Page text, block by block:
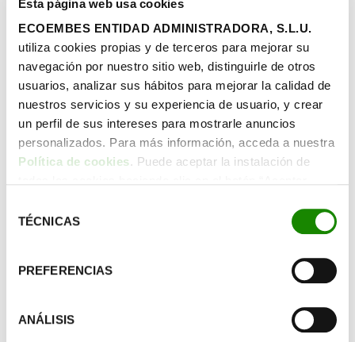
Esta página web usa cookies
ECOEMBES ENTIDAD ADMINISTRADORA, S.L.U.
utiliza cookies propias y de terceros para mejorar su
navegación por nuestro sitio web, distinguirle de otros
usuarios, analizar sus hábitos para mejorar la calidad de
nuestros servicios y su experiencia de usuario, y crear
un perfil de sus intereses para mostrarle anuncios
personalizados. Para más información, acceda a nuestra
Política de cookies. Puede aceptar la instalación de
botón “Configurar cookies”, o rechazar su instalación,
TÉCNICAS
PREFERENCIAS
ANÁLISIS
Peñas Domingo
11 Febrero